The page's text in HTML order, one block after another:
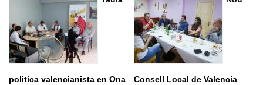
Historia
Declaracio de Principis
Seccions
Agenda
Campanyes
Propostes
Formacio
politica valencianista en Ona
Consell Local de Valencia